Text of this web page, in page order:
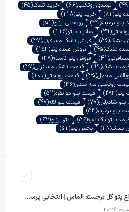
تولیدی روتختی(66) خرید تشک(45)
پتو(81) خرید پتو(118)
پتو نرمینه(39) روتختی ارزان(51)
(39) صادرات پتو(116)
تشک(55) فروش تشک مسافرتی(47)
تشک(45) فروش عمده پتو(153)
(41) فروش پتو نرمینه(38)
تشک(99) قیمت تشک مسافرتی(47)
مخمل(45) قیمت روتختی(100)
روتختی سه بعدی(46)
پتو(283) قیمت پتو دو نفره(52)
شادیلون(77) قیمت پتو لاله(47)
پتو نرمینه(54)
پتو یک نفره(56) پتو ارزان(64)
تشک(38) پخش پتو(51)
مرکز فروش انواع پتو گل برجسته الماس | انتخابی پرسود برای عمده‌فروشان